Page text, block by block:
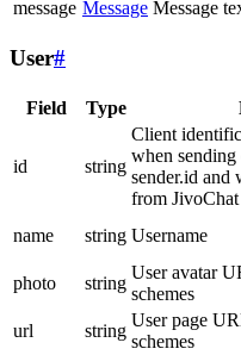
message Message Message
User#
Field Type
id string
Client
when
sender.id and
from
name string Username
photo
string
User avatar
schemes
url
string
User page
schemes